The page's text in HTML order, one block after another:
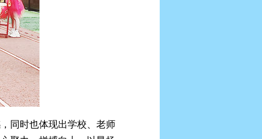
同时也体现出学校、老师